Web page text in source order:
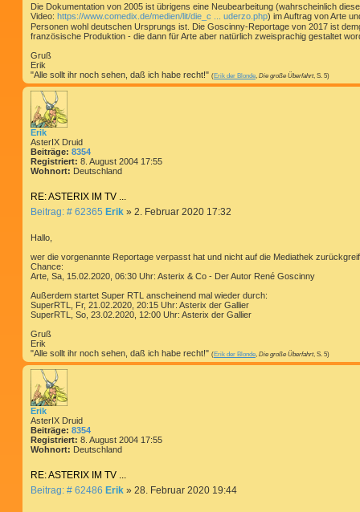
Die Dokumentation von 2005 ist übrigens eine Neubearbeitung (wahrscheinlich
Video: https://www.comedix.de/medien/lit/die_c ... uderzo.php) im Auftrag von Arte
Personen wohl deutschen Ursprungs ist. Die Goscinny-Reportage von 2017 ist
französische Produktion - die dann für Arte aber natürlich zweisprachig gestaltet
Gruß
Erik
"Alle sollt ihr noch sehen, daß ich habe recht!" (Erik der Blonde Die große Überfahrt, S. 5)
Erik
AsterIX Druid
Beiträge: 8354
Registriert: 8. August 2004 17:55
Wohnort: Deutschland
RE: ASTERIX IM TV ...
Beitrag: # 62365 B
r
a
g
Erik » 2. Februar 2020 17:32
Hallo,
wer die vorgenannte Reportage verpasst hat und nicht auf die Mediathek
Chance:
Arte, Sa, 15.02.2020, 06:30 Uhr: Asterix & Co - Der Autor René Goscinny
Außerdem startet Super RTL anscheinend mal wieder durch:
SuperRTL, Fr, 21.02.2020, 20:15 Uhr: Asterix der Gallier
SuperRTL, So, 23.02.2020, 12:00 Uhr: Asterix der Gallier
Gruß
Erik
"Alle sollt ihr noch sehen, daß ich habe recht!" (Erik der Blonde Die große Überfahrt, S. 5)
Erik
AsterIX Druid
Beiträge: 8354
Registriert: 8. August 2004 17:55
Wohnort: Deutschland
RE: ASTERIX IM TV ...
Beitrag: # 62486 BErik » 28. Februar 2020 19:44